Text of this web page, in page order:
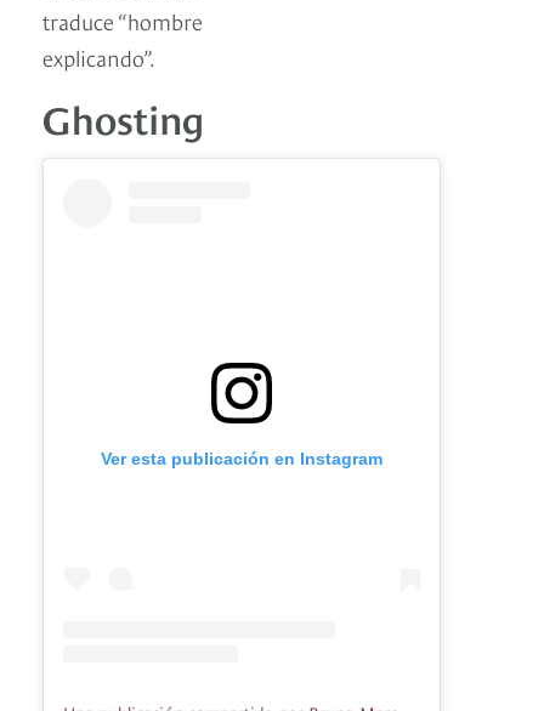
traduce “hombre
explicando”.
Ghosting
Ver esta publicación en Instagram